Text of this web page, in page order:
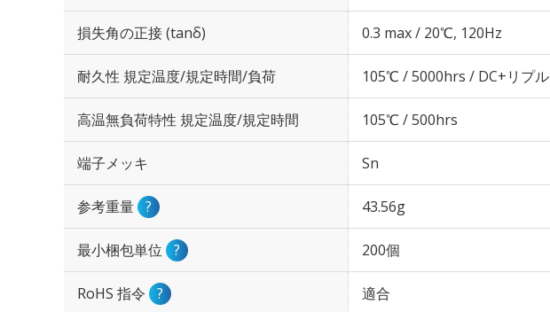
損失角の正接 (tanδ) 0.3 max / 20℃, 120Hz
耐久性 規定温度/規定時間/負荷 105℃ / 5000hrs / DC+リプル
高温無負荷特性 規定温度/規定時間 105℃ / 500hrs
端子メッキ Sn
参考重量 ? 43.56g
最小梱包単位 ? 200個
RoHS 指令 ? 適合